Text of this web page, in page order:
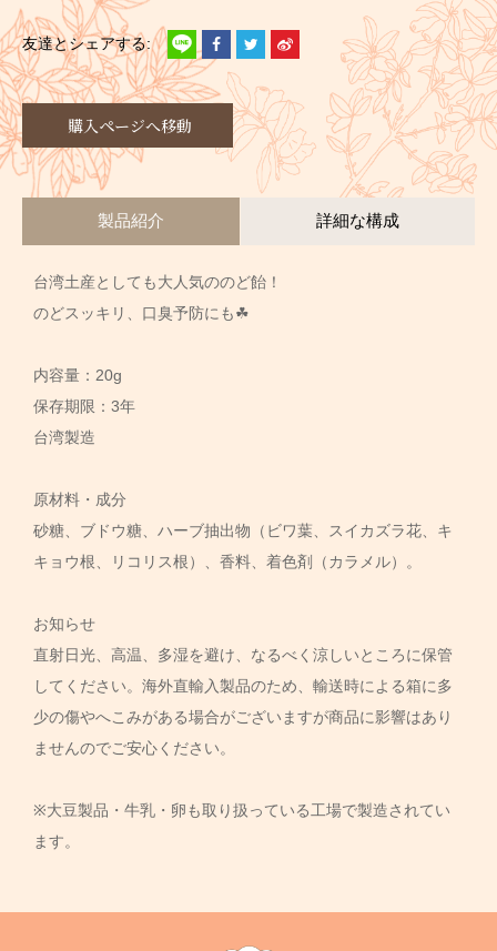
購入ページへ移動
製品紹介 詳細な構成
台湾土産としても大人気ののど飴！
のどスッキリ、口臭予防にも☘
内容量：20g
保存期限：3年
台湾製造
原材料・成分
砂糖、ブドウ糖、ハーブ抽出物（ビワ葉、スイカズラ花、キ
キョウ根、リコリス根）、香料、着色剤（カラメル）。
お知らせ
直射日光、高温、多湿を避け、なるべく涼しいところに保管
してください。海外直輸入製品のため、輸送時による箱に多
少の傷やへこみがある場合がございますが商品に影響はあり
ませんのでご安心ください。
※大豆製品・牛乳・卵も取り扱っている工場で製造されてい
ます。